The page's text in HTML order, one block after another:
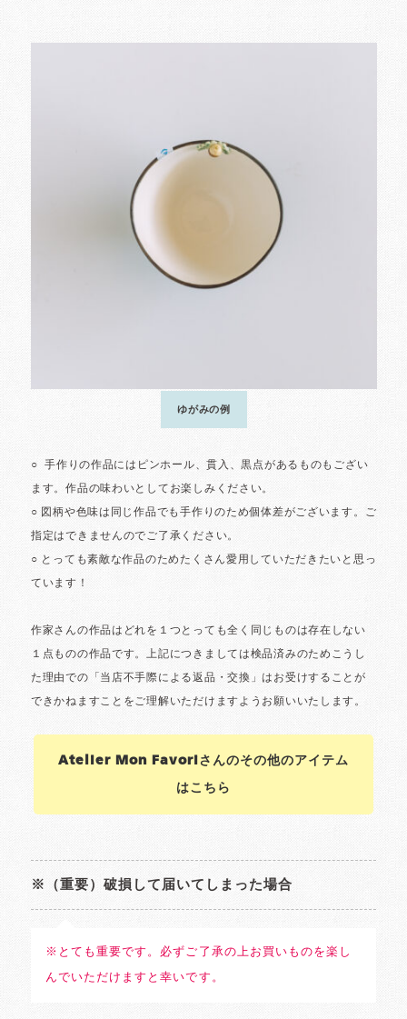
Atelier Mon Favoriさんのその他のアイテム
はこちら
※（重要）破損して届いてしまった場合
※とても重要です。必ずご了承の上お買いものを楽し
んでいただけますと幸いです。